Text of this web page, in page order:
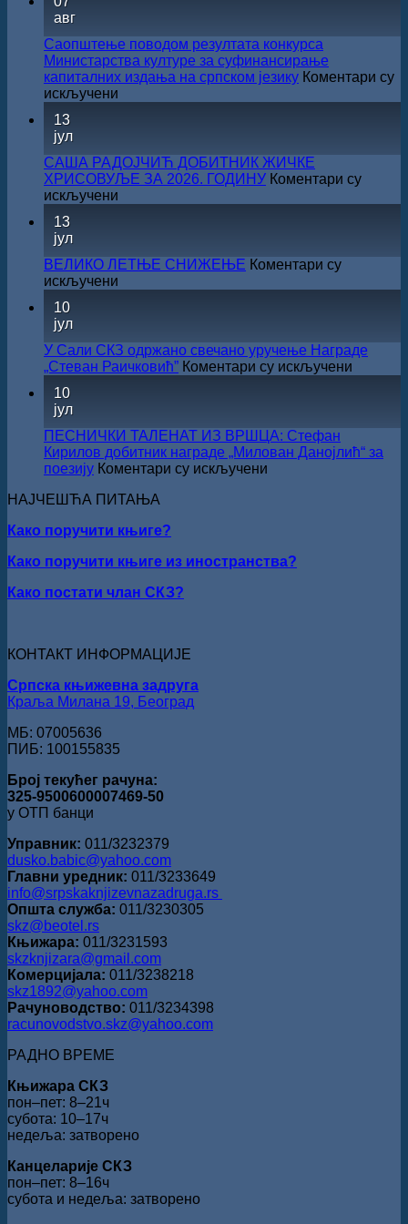
авг
Саопштење поводом резултата конкурса
Министарства културе за суфинансирање
капиталних издања на српском језику Коментари су
искључени
конкурса
Министарства
културе
за
издања
на
српском
13
јул
САША РАДОЈЧИЋ ДОБИТНИК ЖИЧКЕ
ХРИСОВУЉЕ ЗА 2026. ГОДИНУ Коментари су
искључени
ЖИЧКЕ
ХРИСОВУЉЕ
ЗА
13
јул
ВЕЛИКО ЛЕТЊЕ СНИЖЕЊЕ Коментари су
искључени
10
јул
У Сали СКЗ одржано свечано уручење Награде
„Стеван Раичковић” Коментари су искључени
свечано
10
јул
ПЕСНИЧКИ ТАЛЕНАТ ИЗ ВРШЦА: Стефан
Кирилов добитник награде „Милован Данојлић“ за
поезију Коментари су искључени
Кирилов
НАЈЧЕШЋА ПИТАЊА
Како поручити књиге?
Како поручити књиге из иностранства?
Како постати члан СКЗ?
КОНТАКТ ИНФОРМАЦИЈЕ
Српска књижевна задруга
Краља Милана 19, Београд
МБ: 07005636
ПИБ: 100155835
Број текућег рачуна:
325-9500600007469-50
у ОТП банци
Управник: 011/3232379
dusko.babic@yahoo.com
Главни уредник: 011/3233649
info@srpskaknjizevnazadruga.rs
Општа служба: 011/3230305
skz@beotel.rs
Књижара: 011/3231593
skzknjizara@gmail.com
Комерцијала: 011/3238218
skz1892@yahoo.com
Рачуноводство: 011/3234398
racunovodstvo.skz@yahoo.com
РАДНО ВРЕМЕ
Књижара СКЗ
пон‒пет: 8‒21ч
субота: 10‒17ч
недеља: затворено
Канцеларије СКЗ
пон‒пет: 8‒16ч
субота и недеља: затворено